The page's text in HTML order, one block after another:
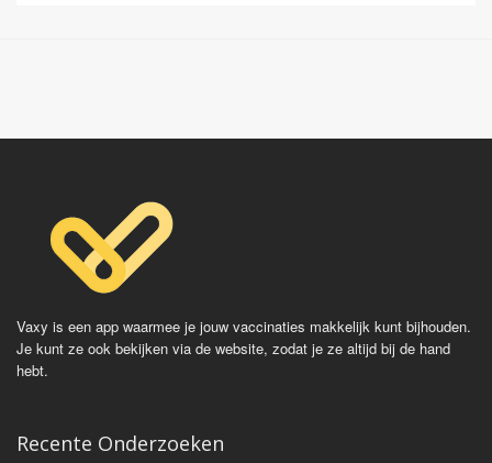
Vaxy is een app waarmee je jouw vaccinaties makkelijk kunt bijhouden.
Je kunt ze ook bekijken via de website, zodat je ze altijd bij de hand
hebt.
Recente Onderzoeken